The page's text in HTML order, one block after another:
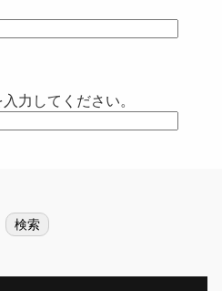
力してください。
検索